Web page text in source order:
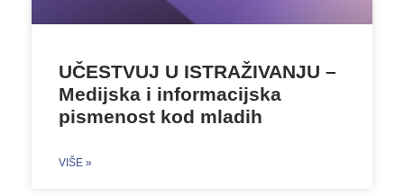
UČESTVUJ U ISTRAŽIVANJU –
Medijska i informacijska
pismenost kod mladih
VIŠE »